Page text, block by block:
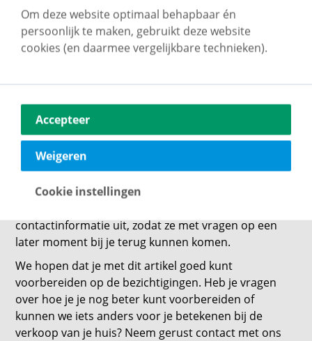
Opruimen en schoonmaken
Een schoon en opgeruimd huis is het aantrekkelijkst.
zorg dat alle ruimtes stof- en spinnenwebvrij zijn en
maak de bedden netjes op. Door goed op te ruimen
ogen de ruimtes frisser en ruimer.
Uitnodiging voor tweede bezichtiging
Informeer na de bezichtiging wat de kijkers van je
huis vinden. Zijn ze positief? Nodig ze dan uit voor
contactinformatie uit, zodat ze met vragen op een
later moment bij je terug kunnen komen.
We hopen dat je met dit artikel goed kunt
voorbereiden op de bezichtigingen. Heb je vragen
over hoe je je nog beter kunt voorbereiden of
kunnen we iets anders voor je betekenen bij de
verkoop van je huis? Neem gerust contact met ons
Om deze website optimaal behapbaar én
persoonlijk te maken, gebruikt deze website
cookies (en daarmee vergelijkbare technieken).
Accepteer
Weigeren
Cookie instellingen